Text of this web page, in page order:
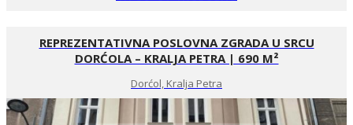
REPREZENTATIVNA POSLOVNA ZGRADA U SRCU
DORĆOLA – KRALJA PETRA | 690 M²
Dorćol, Kralja Petra